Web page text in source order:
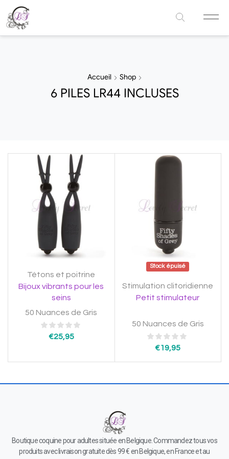
Accueil Shop
6 PILES LR44 INCLUSES
Tétons et poitrine
Bijoux vibrants pour les
seins
50 Nuances de Gris
€25,95
Stock épuisé
Stimulation clitoridienne
Petit stimulateur
50 Nuances de Gris
€19,95
Boutique coquine pour adultes située en Belgique. Commandez tous vos
produits avec livraison gratuite dès 99 € en Belgique, en France et au